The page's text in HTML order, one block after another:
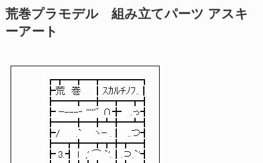
荒巻プラモデル 組み立てパーツ アスキ
ーアート
┏┳━┳━┳━━━━┓
┣荒 巻 ┃ｽｶﾙﾁﾉﾌ..┃
┣━━┳━╋━┳━┳┫
┣ ｰ---‐ '''''" ∩╋ .っ┫
┣━━╋━╋┻╋━┻┫
┣/ .` ヽｰ .┃ ..つ┫
┣━┳╋━┳┳╋┳━┫
┣ 3.┫ l ,' ⌒ `'.┃.⊃.`'┫